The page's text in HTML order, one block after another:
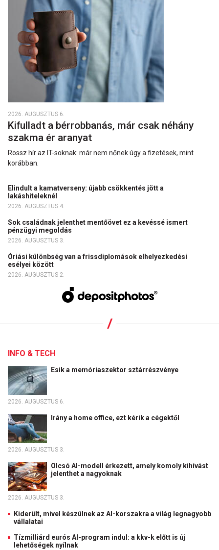
2026. AUGUSZTUS 6.
Kifulladt a bérrobbanás, már csak néhány
szakma ér aranyat
Rossz hír az IT-soknak: már nem nőnek úgy a fizetések, mint
korábban.
Elindult a kamatverseny: újabb csökkentés jött a
lakáshiteleknél
2026. AUGUSZTUS 4.
Sok családnak jelenthet mentőövet ez a kevéssé ismert
pénzügyi megoldás
2026. AUGUSZTUS 3.
Óriási különbség van a frissdiplomások elhelyezkedési
esélyei között
2026. AUGUSZTUS 2.
INFO & TECH
Esik a memóriaszektor sztárrészvénye
2026. AUGUSZTUS 6.
Irány a home office, ezt kérik a cégektől
2026. AUGUSZTUS 3.
Olcsó AI-modell érkezett, amely komoly kihívást
jelenthet a nagyoknak
2026. AUGUSZTUS 3.
Kiderült, mivel készülnek az AI-korszakra a világ legnagyobb
vállalatai
Tízmilliárd eurós AI-program indul: a kkv-k előtt is új
lehetőségek nyílnak